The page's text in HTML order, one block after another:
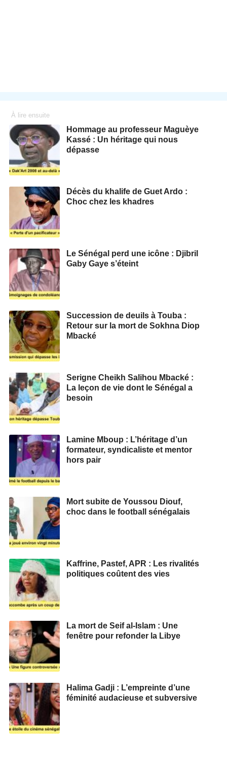
À lire ensuite
Hommage au professeur Maguèye
Kassé : Un héritage qui nous
dépasse
Décès du khalife de Guet Ardo :
Choc chez les khadres
Le Sénégal perd une icône : Djibril
Gaby Gaye s’éteint
Succession de deuils à Touba :
Retour sur la mort de Sokhna Diop
Mbacké
Serigne Cheikh Salihou Mbacké :
La leçon de vie dont le Sénégal a
besoin
Lamine Mboup : L’héritage d’un
formateur, syndicaliste et mentor
hors pair
Mort subite de Youssou Diouf,
choc dans le football sénégalais
Kaffrine, Pastef, APR : Les rivalités
politiques coûtent des vies
La mort de Seif al-Islam : Une
fenêtre pour refonder la Libye
Halima Gadji : L’empreinte d’une
féminité audacieuse et subversive